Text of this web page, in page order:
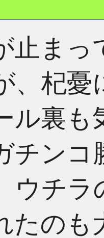
止まっ
、杞
ル裏も
チン
ウチ
たのも